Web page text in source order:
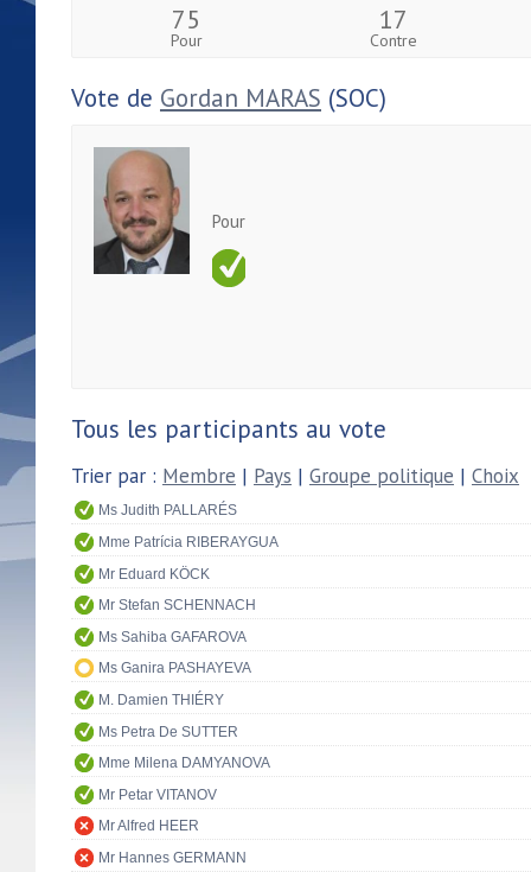
75
Pour
17
Contre
Vote de Gordan MARAS (SOC)
Pour
Tous les participants au vote
Trier par : Membre | Pays | Groupe politique | Choix
Ms Judith PALLARÉS
Mme Patrícia RIBERAYGUA
Mr Eduard KÖCK
Mr Stefan SCHENNACH
Ms Sahiba GAFAROVA
Ms Ganira PASHAYEVA
M. Damien THIÉRY
Ms Petra De SUTTER
Mme Milena DAMYANOVA
Mr Petar VITANOV
Mr Alfred HEER
Mr Hannes GERMANN